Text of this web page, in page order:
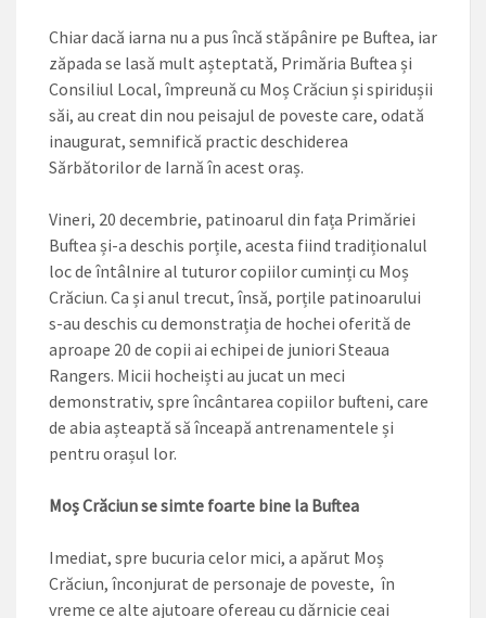
Chiar dacă iarna nu a pus încă stăpânire pe Buftea, iar
zăpada se lasă mult așteptată, Primăria Buftea și
Consiliul Local, împreună cu Moș Crăciun și spiridușii
săi, au creat din nou peisajul de poveste care, odată
inaugurat, semnifică practic deschiderea
Sărbătorilor de Iarnă în acest oraș.
Vineri, 20 decembrie, patinoarul din fața Primăriei
Buftea și-a deschis porțile, acesta fiind tradiționalul
loc de întâlnire al tuturor copiilor cuminți cu Moș
Crăciun. Ca și anul trecut, însă, porțile patinoarului
s-au deschis cu demonstrația de hochei oferită de
aproape 20 de copii ai echipei de juniori Steaua
Rangers. Micii hocheiști au jucat un meci
demonstrativ, spre încântarea copiilor bufteni, care
de abia așteaptă să înceapă antrenamentele și
pentru orașul lor.
Moș Crăciun se simte foarte bine la Buftea
Imediat, spre bucuria celor mici, a apărut Moș
Crăciun, înconjurat de personaje de poveste, în
vreme ce alte ajutoare ofereau cu dărnicie ceai